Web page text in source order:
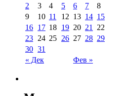
« Дек Фев »
2
3 4 5 6 7
8
9
10 11 12 13 14 15
16 17 18 19 20 21
22
23 24 25 26 27 28 29
30 31